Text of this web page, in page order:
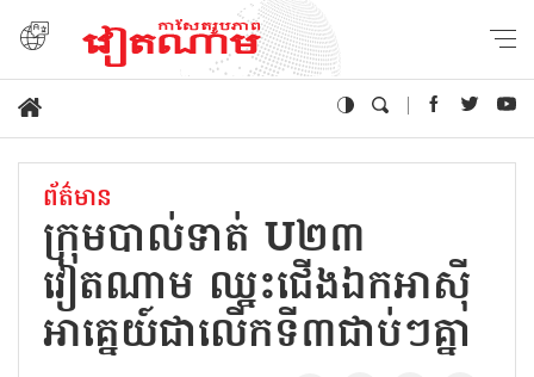
ព័ត៌មាន
ក្រុមបាល់ទាត់ U២៣
វៀតណាម ឈ្នះជើងឯកអាស៊ី
អាគ្នេយ៍ជាលើកទី៣ជាប់ៗគ្នា